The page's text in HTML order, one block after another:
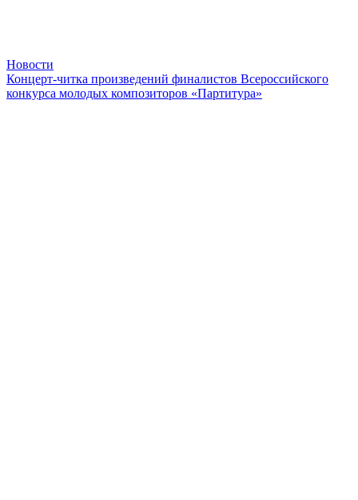
Новости
Концерт-читка произведений финалистов Всероссийского
конкурса молодых композиторов «Партитура»